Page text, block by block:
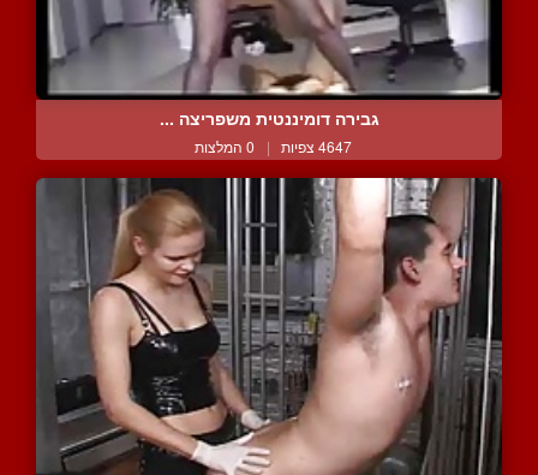
גבירה דומיננטית משפריצה ...
4647 צפיות | 0 המלצות